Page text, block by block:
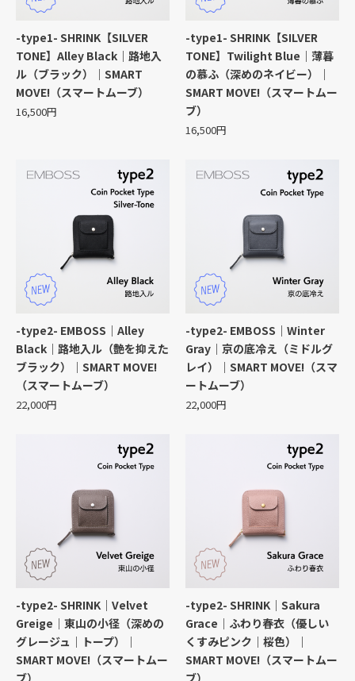
-type1- SHRINK【SILVER
TONE】Alley Black｜路地入
ル（ブラック）｜SMART
MOVE!（スマートムーブ）
16,500円
-type1- SHRINK【SILVER
TONE】Twilight Blue｜薄暮
の慕ふ（深めのネイビー）｜
SMART MOVE!（スマートムー
ブ）
16,500円
-type2- EMBOSS｜Alley
Black｜路地入ル（艶を抑えた
ブラック）｜SMART MOVE!
（スマートムーブ）
22,000円
-type2- EMBOSS｜Winter
Gray｜京の底冷え（ミドルグ
レイ）｜SMART MOVE!（スマ
ートムーブ）
22,000円
-type2- SHRINK｜Velvet
Greige｜東山の小径（深めの
グレージュ｜トープ）｜
SMART MOVE!（スマートムー
ブ）
-type2- SHRINK｜Sakura
Grace｜ふわり春衣（優しい
くすみピンク｜桜色）｜
SMART MOVE!（スマートムー
ブ）